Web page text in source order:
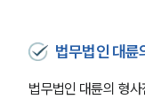
법무법인 대륜
법무법인 대륜의 형